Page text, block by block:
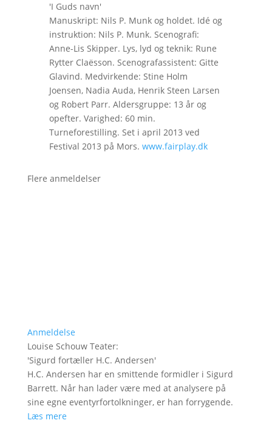
'I Guds navn'
Manuskript: Nils P. Munk og holdet. Idé og
instruktion: Nils P. Munk. Scenografi:
Anne-Lis Skipper. Lys, lyd og teknik: Rune
Rytter Claësson. Scenografassistent: Gitte
Glavind. Medvirkende: Stine Holm
Joensen, Nadia Auda, Henrik Steen Larsen
og Robert Parr. Aldersgruppe: 13 år og
opefter. Varighed: 60 min.
Turneforestilling. Set i april 2013 ved
Festival 2013 på Mors. www.fairplay.dk
Flere anmeldelser
Anmeldelse
Louise Schouw Teater:
'Sigurd fortæller H.C. Andersen'
H.C. Andersen har en smittende formidler i Sigurd
Barrett. Når han lader være med at analysere på
sine egne eventyrfortolkninger, er han forrygende.
Læs mere